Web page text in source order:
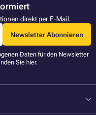
direkt per E-Mail.
Newsletter Abonnieren
Daten für den Newsletter
Sie hier.